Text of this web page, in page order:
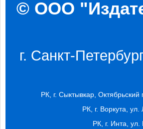
© ООО
г. Санкт-
РК, г. Сыктывкар,
РК, г. Воркута,
РК, г. Инта,